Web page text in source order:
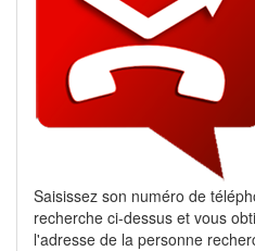
Saisissez son numéro de
recherche ci-dessus et vous
l'adresse de la personne